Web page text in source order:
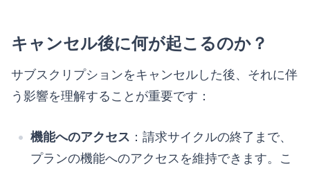
キャンセル後に何が起こるのか？
サブスクリプションをキャンセルした後、それに伴
う影響を理解することが重要です：
機能へのアクセス ：請求サイクルの終了まで、
プランの機能へのアクセスを維持できます。こ